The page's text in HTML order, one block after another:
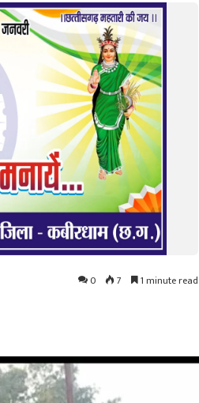
0 7 1 minute read